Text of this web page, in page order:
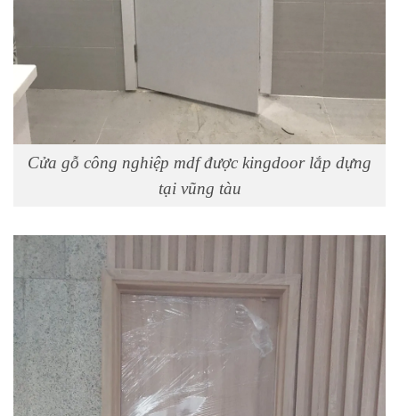
Cửa gỗ công nghiệp mdf được kingdoor lắp dựng
tại vũng tàu